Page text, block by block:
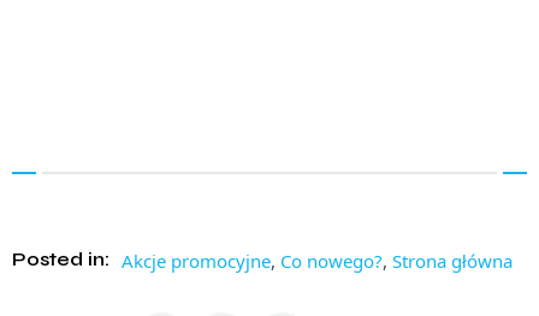
Posted in: Akcje promocyjne, Co nowego?, Strona główna